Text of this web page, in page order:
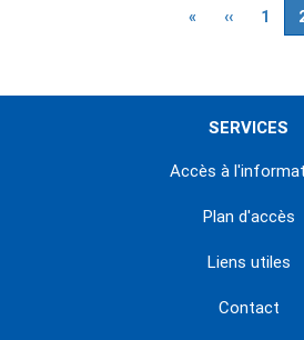
Première
«
Page
‹‹ Page
1
SERVICES
Accès à
Plan d'accès
Liens utiles
Contact